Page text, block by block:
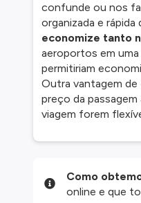
confunde ou nos
organizada e
economize tanto
aeroportos em
permitiriam
Outra vantagem de
preço da passagem
viagem forem
Como
online e que